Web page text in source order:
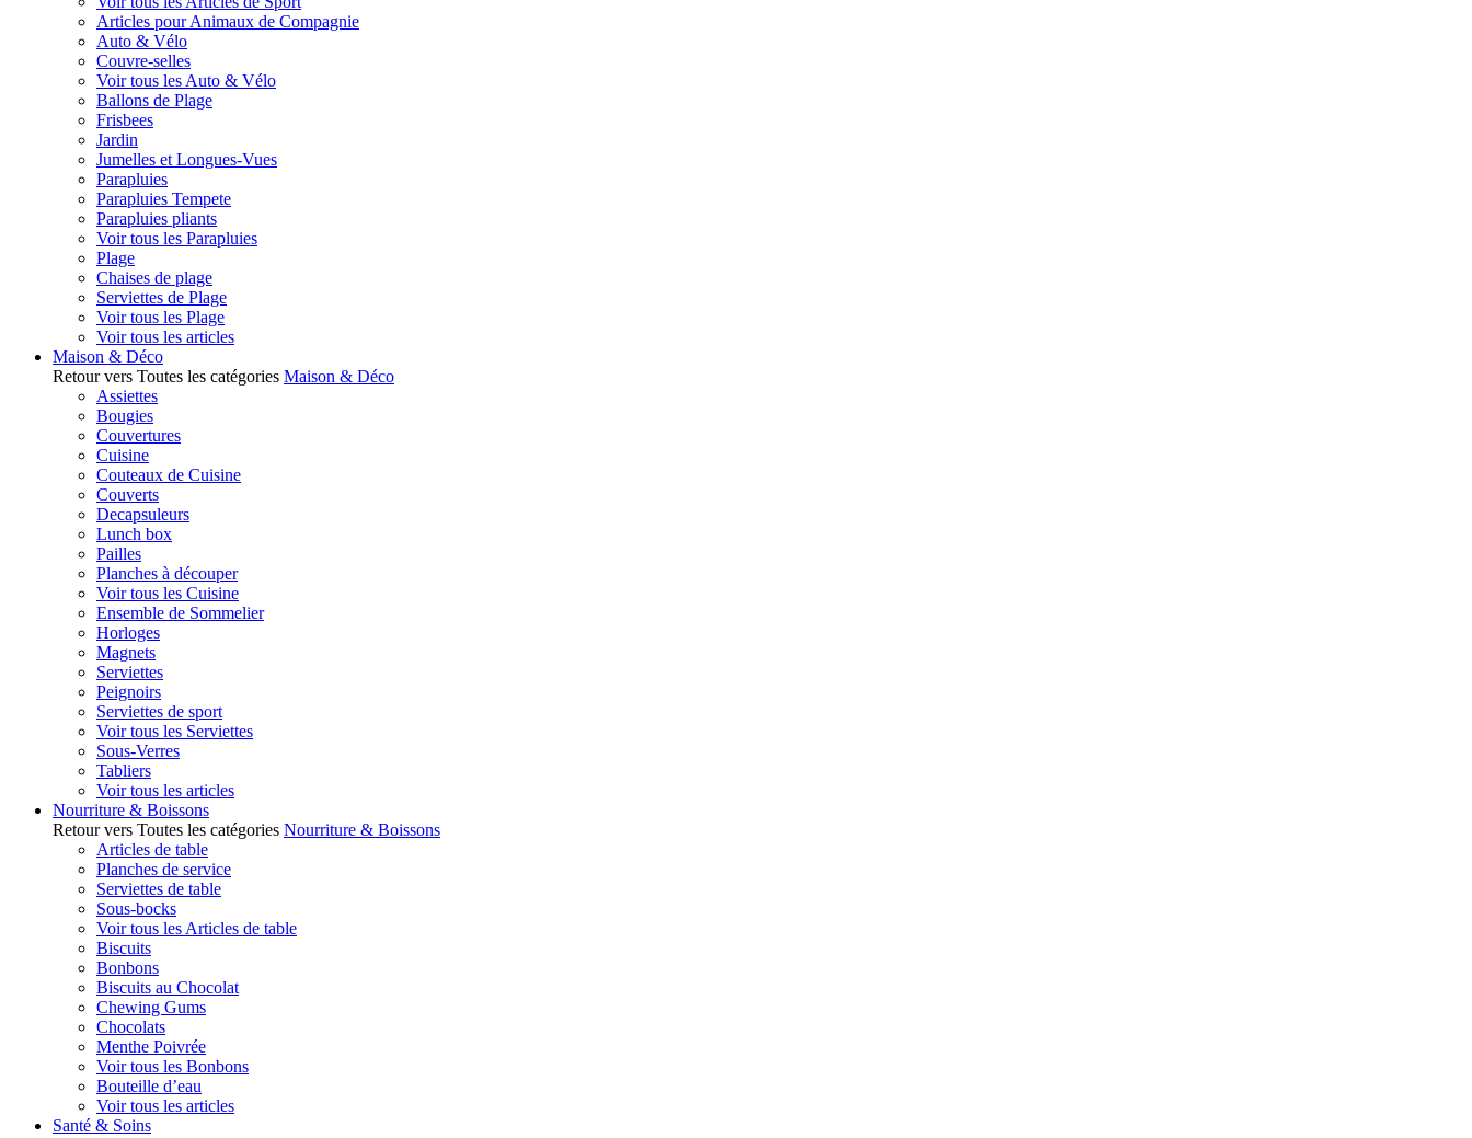
Articles pour Animaux de Compagnie
Auto & Vélo
Couvre-selles
Voir tous les Auto & Vélo
Ballons de Plage
Frisbees
Jardin
Jumelles et Longues-Vues
Parapluies
Parapluies Tempete
Parapluies pliants
Voir tous les Parapluies
Plage
Chaises de plage
Serviettes de Plage
Voir tous les Plage
Voir tous les articles
Maison & Déco
Retour vers Toutes les catégories Maison & Déco
Assiettes
Bougies
Couvertures
Cuisine
Couteaux de Cuisine
Couverts
Decapsuleurs
Lunch box
Pailles
Planches à découper
Voir tous les Cuisine
Ensemble de Sommelier
Horloges
Magnets
Serviettes
Peignoirs
Serviettes de sport
Voir tous les Serviettes
Sous-Verres
Tabliers
Voir tous les articles
Nourriture & Boissons
Retour vers Toutes les catégories Nourriture & Boissons
Articles de table
Planches de service
Serviettes de table
Sous-bocks
Voir tous les Articles de table
Biscuits
Bonbons
Biscuits au Chocolat
Chewing Gums
Chocolats
Menthe Poivrée
Voir tous les Bonbons
Bouteille d’eau
Voir tous les articles
Santé & Soins